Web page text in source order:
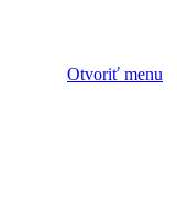
Otvoriť menu